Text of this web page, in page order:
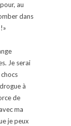
au
dans
Je serai
à
de
ma
je peux